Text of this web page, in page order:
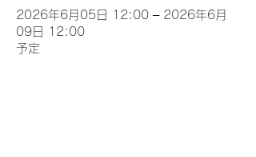
2026年6月05日 12:00 – 2026年6月
09日 12:00
予定